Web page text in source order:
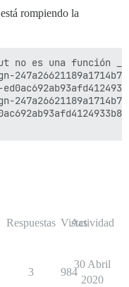
rompiendo la
es una función
Respuestas Vistas
Actividad
3 984
30 Abril
2020